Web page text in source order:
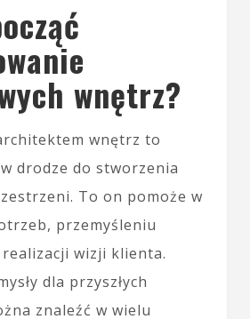
wnętrz?
wnętrz to
drodze do stworzenia
To on pomoże w
przemyśleniu
wizji klienta.
dla przyszłych
znaleźć w wielu